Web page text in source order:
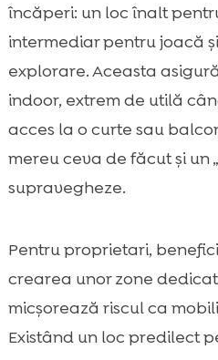
încăperi: un loc înalt
intermediar pentru joacă
explorare. Aceasta
indoor, extrem de utilă
acces la o curte sau
mereu ceva de făcut și un
supravegheze.
Pentru proprietari,
crearea unor zone
micșorează riscul ca
Existând un loc predilect